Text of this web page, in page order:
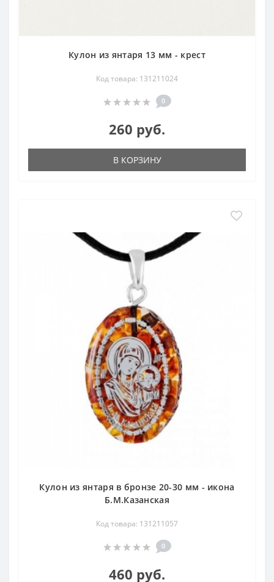
Кулон из янтаря 13 мм - крест
Код товара: 131211024
0
260 руб.
В КОРЗИНУ
Кулон из янтаря в бронзе 20-30 мм - икона
Б.М.Казанская
Код товара: 131211057
0
460 руб.